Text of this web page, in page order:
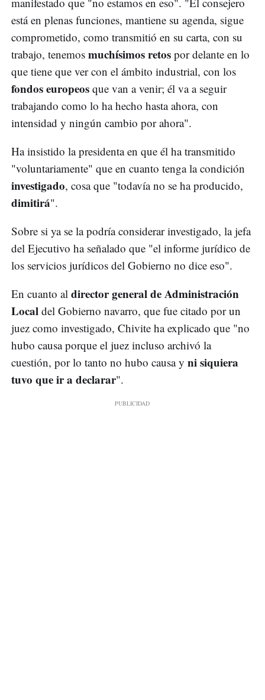
está en plenas funciones, mantiene su agenda, sigue
comprometido, como transmitió en su carta, con su
trabajo, tenemos muchísimos retos por delante en lo
que tiene que ver con el ámbito industrial, con los
fondos europeos que van a venir; él va a seguir
trabajando como lo ha hecho hasta ahora, con
intensidad y ningún cambio por ahora".
Ha insistido la presidenta en que él ha transmitido
"voluntariamente" que en cuanto tenga la condición
investigado, cosa que "todavía no se ha producido,
dimitirá".
Sobre si ya se la podría considerar investigado, la jefa
del Ejecutivo ha señalado que "el informe jurídico de
los servicios jurídicos del Gobierno no dice eso".
En cuanto al director general de Administración
Local del Gobierno navarro, que fue citado por un
juez como investigado, Chivite ha explicado que "no
hubo causa porque el juez incluso archivó la
cuestión, por lo tanto no hubo causa y ni siquiera
tuvo que ir a declarar".